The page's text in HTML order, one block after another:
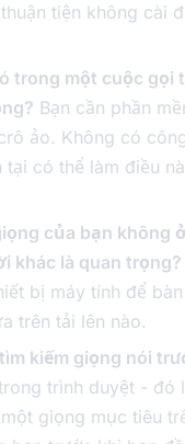
tiện không cài
trong một cuộc gọi
Bạn cần phần
ảo. Không có
tại có thể làm điều
của bạn không
khác là quan trọng?
bị máy tính để
trên tải lên nào.
kiếm giọng nói
trình duyệt - đó
giọng mục tiêu